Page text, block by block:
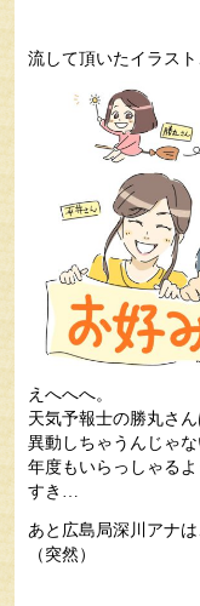
流して頂いたイラスト
えへへへ。
天気予報士の勝丸さ
異動しちゃうんじゃ
年度もいらっしゃる
すき…
あと広島局深川アナ
（突然）